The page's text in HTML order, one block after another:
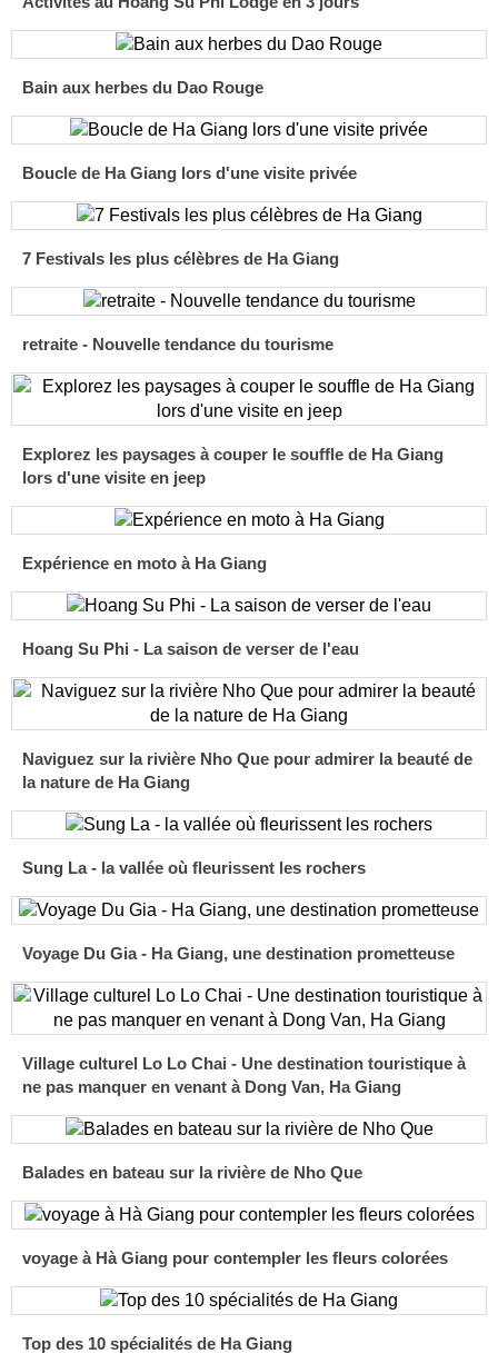
Bain aux herbes du Dao Rouge
Boucle de Ha Giang lors d'une visite privée
7 Festivals les plus célèbres de Ha Giang
retraite - Nouvelle tendance du tourisme
Explorez les paysages à couper le souffle de Ha Giang
lors d'une visite en jeep
Expérience en moto à Ha Giang
Hoang Su Phi - La saison de verser de l'eau
Naviguez sur la rivière Nho Que pour admirer la beauté de
la nature de Ha Giang
Sung La - la vallée où fleurissent les rochers
Voyage Du Gia - Ha Giang, une destination prometteuse
Village culturel Lo Lo Chai - Une destination touristique à
ne pas manquer en venant à Dong Van, Ha Giang
Balades en bateau sur la rivière de Nho Que
voyage à Hà Giang pour contempler les fleurs colorées
Top des 10 spécialités de Ha Giang